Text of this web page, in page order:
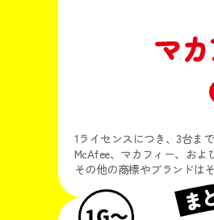
1ライセンスにつき、3台ま
McAfee、マカフィー、およ
その他の商標やブランドは